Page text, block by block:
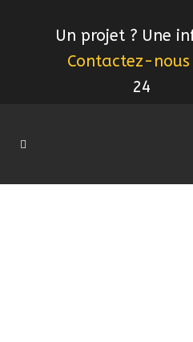
Un projet ? Une
Contactez-nous
24